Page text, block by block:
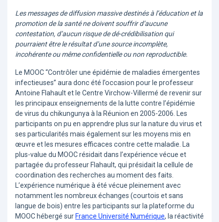
Les messages de diffusion massive destinés à l’éducation et la
promotion de la santé ne doivent souffrir d’aucune
contestation, d’aucun risque de dé-crédibilisation qui
pourraient être le résultat d’une source incomplète,
incohérente ou même confidentielle ou non reproductible.
Le MOOC “Contrôler une épidémie de maladies émergentes
infectieuses” aura donc été l’occasion pour le professeur
Antoine Flahault et le Centre Virchow-Villermé de revenir sur
les principaux enseignements de la lutte contre l’épidémie
de virus du chikungunya à la Réunion en 2005-2006. Les
participants on pu en apprendre plus sur la nature du virus et
ses particularités mais également sur les moyens mis en
œuvre et les mesures efficaces contre cette maladie. La
plus-value du MOOC résidait dans l’expérience vécue et
partagée du professeur Flahault, qui présidait la cellule de
coordination des recherches au moment des faits.
L’expérience numérique à été vécue pleinement avec
notamment les nombreux échanges (courtois et sans
langue de bois) entre les participants sur la plateforme du
MOOC hébergé sur France Université Numérique, la réactivité